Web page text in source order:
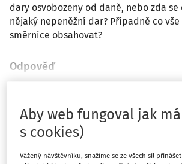
dary osvobozeny od daně, nebo zda
nějaký nepeněžní dar? Případně co
směrnice obsahovat?
Odpověď
Máte
Aby web fungoval jak
s cookies)
Vážený návštěvníku, snažíme se ze všech sil